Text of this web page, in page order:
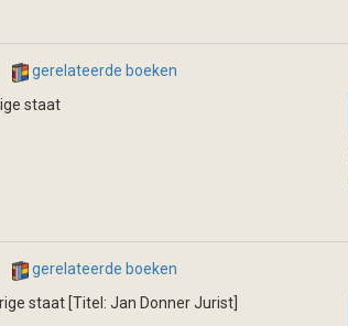
gerelateerde boeken
staat
gerelateerde boeken
staat [Titel: Jan Donner Jurist]